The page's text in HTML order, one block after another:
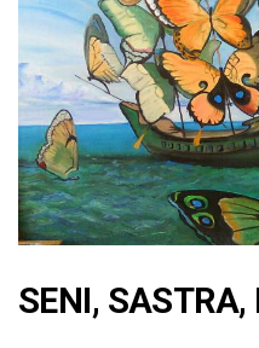
SENI, SASTRA,